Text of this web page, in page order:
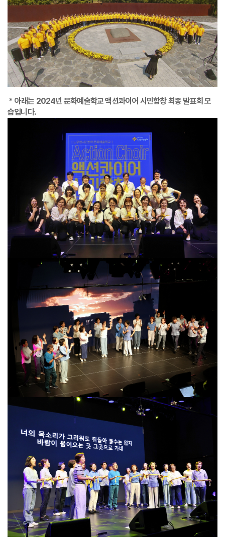
* 아래는 2024년 문화예술학교 액션콰이어 시민합창 최종 발표회 모
습입니다.